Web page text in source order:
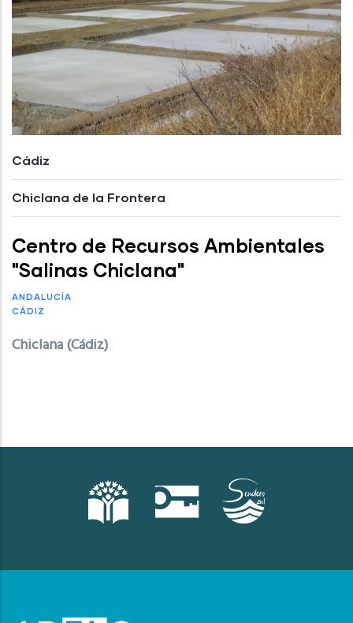
Cádiz
Chiclana de la Frontera
Centro de Recursos Ambientales
"Salinas Chiclana"
ANDALUCÍA
CÁDIZ
Chiclana (Cádiz)